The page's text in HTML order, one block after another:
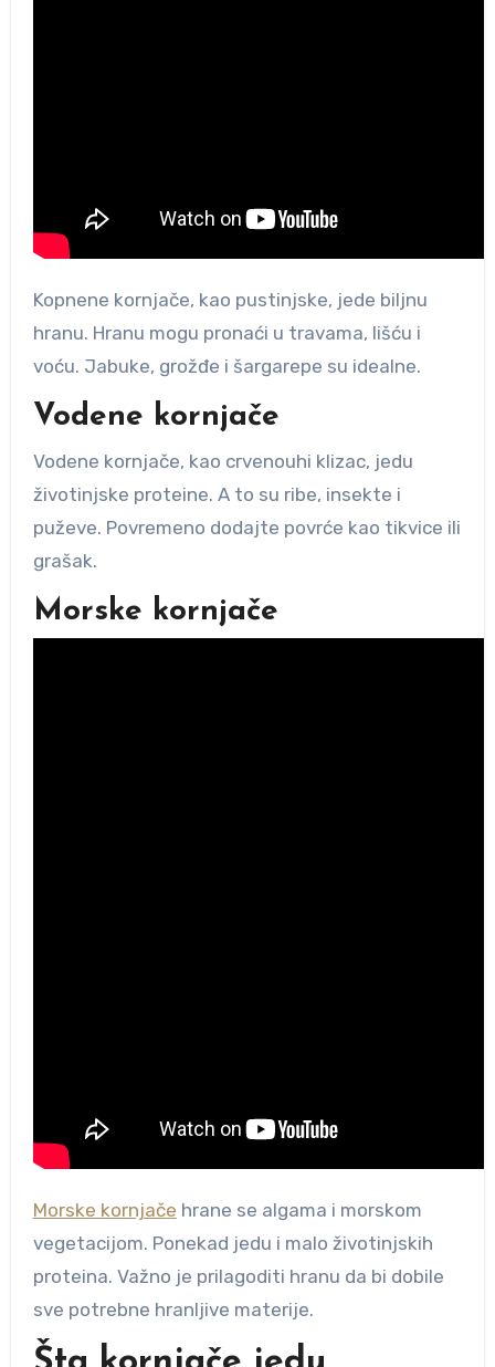
Kopnene kornjače, kao pustinjske, jede biljnu
hranu. Hranu mogu pronaći u travama, lišću i
voću. Jabuke, grožđe i šargarepe su idealne.
Vodene kornjače
Vodene kornjače, kao crvenouhi klizac, jedu
životinjske proteine. A to su ribe, insekte i
puževe. Povremeno dodajte povrće kao tikvice ili
grašak.
Morske kornjače
Morske kornjače hrane se algama i morskom
vegetacijom. Ponekad jedu i malo životinjskih
proteina. Važno je prilagoditi hranu da bi dobile
sve potrebne hranljive materije.